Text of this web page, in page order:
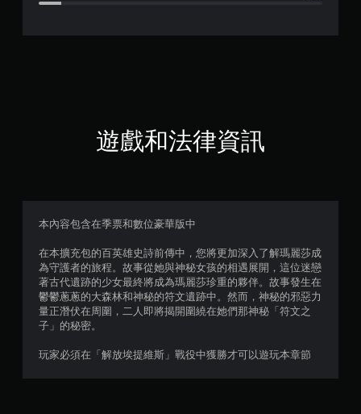
5
5
顆
星
）
，
遊戲和法律資訊
本內容包含在季票和數位豪華版中
在本擴充包的百英雄史詩前傳中，您將更加深入了解瑪麗莎成
為守護者的旅程。故事從她與神秘女孩的相遇展開，這位迷戀
著古代遺跡的少女最終將成為瑪麗莎珍重的夥伴。故事發生在
鬱鬱蔥蔥的大森林和神秘的符文遺跡中。然而，神秘的邪惡力
量正潛伏在周圍，二人即將揭開圍繞在她們那神秘「符文之
子」的秘密。
玩家必須在「解放埃提維斯」戰役中獲勝才可以遊玩本章節